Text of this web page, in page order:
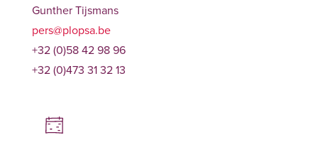
Gunther Tijsmans
pers@plopsa.be
+32 (0)58 42 98 96
+32 (0)473 31 32 13